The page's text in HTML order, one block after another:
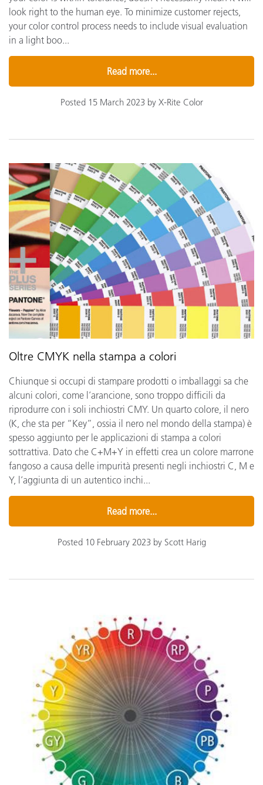
look right to the human eye. To minimize customer rejects,
your color control process needs to include visual evaluation
in a light boo...
Read more...
Posted 15 March 2023 by X-Rite Color
Oltre CMYK nella stampa a colori
Chiunque si occupi di stampare prodotti o imballaggi sa che
alcuni colori, come l’arancione, sono troppo difficili da
riprodurre con i soli inchiostri CMY. Un quarto colore, il nero
(K, che sta per “Key”, ossia il nero nel mondo della stampa) è
spesso aggiunto per le applicazioni di stampa a colori
sottrattiva. Dato che C+M+Y in effetti crea un colore marrone
fangoso a causa delle impurità presenti negli inchiostri C, M e
Y, l’aggiunta di un autentico inchi...
Read more...
Posted 10 February 2023 by Scott Harig